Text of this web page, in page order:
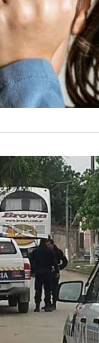
En
La
en
byLa